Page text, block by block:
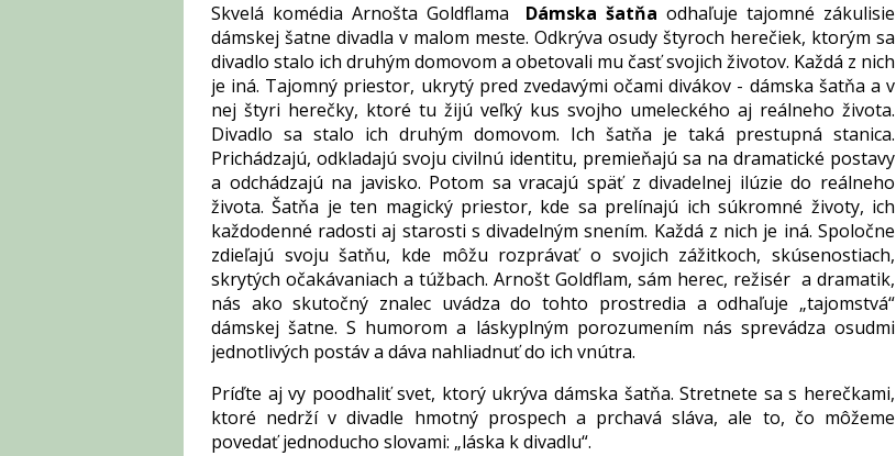
Skvelá komédia Arnošta Goldflama Dámska šatňa odhaľuje tajomné zákulisie
dámskej šatne divadla v malom meste. Odkrýva osudy štyroch herečiek, ktorým sa
divadlo stalo ich druhým domovom a obetovali mu časť svojich životov. Každá z nich
je iná. Tajomný priestor, ukrytý pred zvedavými očami divákov - dámska šatňa a v
nej štyri herečky, ktoré tu žijú veľký kus svojho umeleckého aj reálneho života.
Divadlo sa stalo ich druhým domovom. Ich šatňa je taká prestupná stanica.
Prichádzajú, odkladajú svoju civilnú identitu, premieňajú sa na dramatické postavy
a odchádzajú na javisko. Potom sa vracajú späť z divadelnej ilúzie do reálneho
života. Šatňa je ten magický priestor, kde sa prelínajú ich súkromné životy, ich
každodenné radosti aj starosti s divadelným snením. Každá z nich je iná. Spoločne
zdieľajú svoju šatňu, kde môžu rozprávať o svojich zážitkoch, skúsenostiach,
skrytých očakávaniach a túžbach. Arnošt Goldflam, sám herec, režisér a dramatik,
nás ako skutočný znalec uvádza do tohto prostredia a odhaľuje „tajomstvá“
dámskej šatne. S humorom a láskyplným porozumením nás sprevádza osudmi
jednotlivých postáv a dáva nahliadnuť do ich vnútra.
Príďte aj vy poodhaliť svet, ktorý ukrýva dámska šatňa. Stretnete sa s herečkami,
ktoré nedrží v divadle hmotný prospech a prchavá sláva, ale to, čo môžeme
povedať jednoducho slovami: „láska k divadlu“.